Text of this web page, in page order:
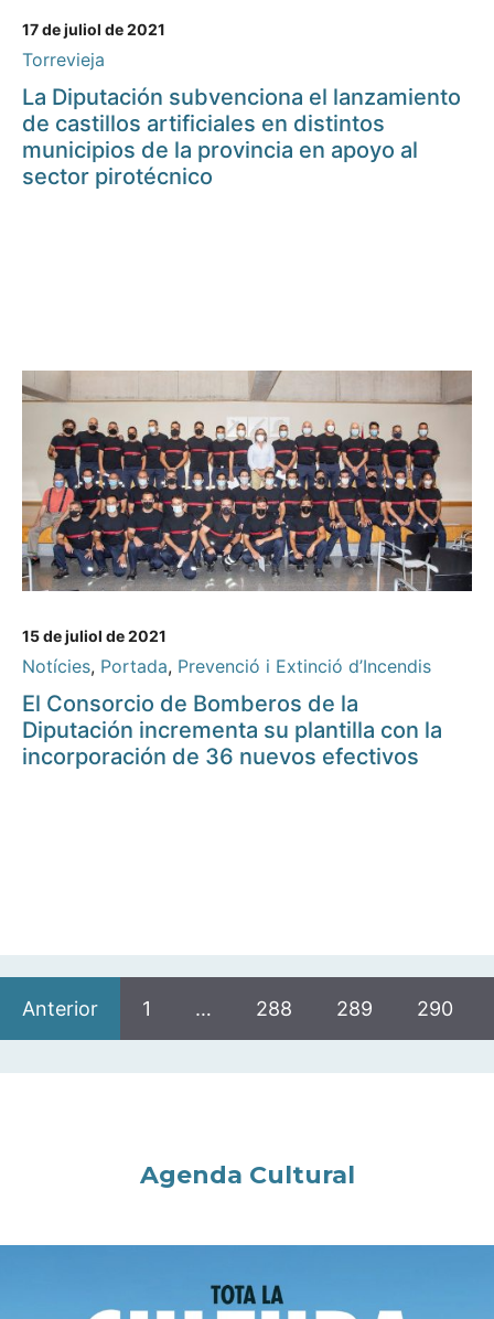
17 de juliol de 2021
Torrevieja
La Diputación subvenciona el lanzamiento
de castillos artificiales en distintos
municipios de la provincia en apoyo al
sector pirotécnico
15 de juliol de 2021
Notícies, Portada, Prevenció i Extinció d’Incendis
El Consorcio de Bomberos de la
Diputación incrementa su plantilla con la
incorporación de 36 nuevos efectivos
Anterior 1 … 288 289 290
Agenda Cultural